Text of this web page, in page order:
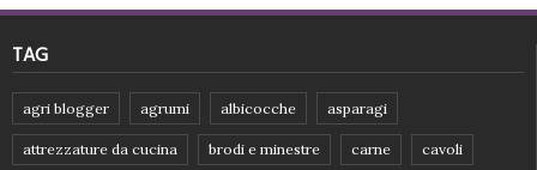
TAG
agri blogger agrumi albicocche asparagi
attrezzature da cucina brodi e minestre carne cavoli